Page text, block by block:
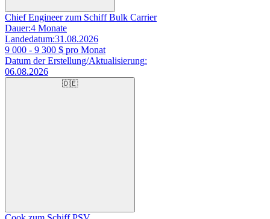
Chief Engineer zum Schiff Bulk Carrier
Dauer:4 Monate
Landedatum:31.08.2026
9 000 - 9 300 $ pro Monat
Datum der Erstellung/Aktualisierung:
06.08.2026
🇩🇪